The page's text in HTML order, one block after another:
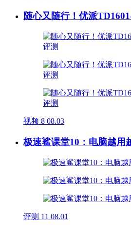
随心又随行！优派
视频 8 08.03
极速鲨课堂10：电脑越用
评测 11 08.01